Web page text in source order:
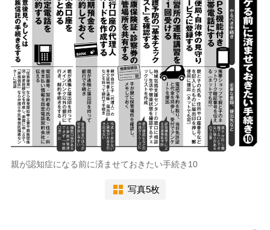
親が認知症になる前に済ませておきたい手続き10
写真5枚